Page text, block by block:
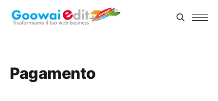
Pagamento